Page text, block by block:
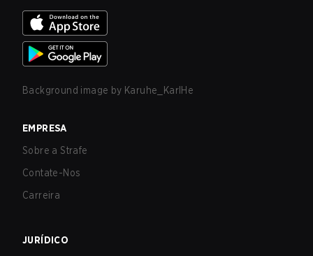
Background image by Karuhe_KarlHe
EMPRESA
Sobre a Strafe
Contate-Nos
Carreira
JURÍDICO